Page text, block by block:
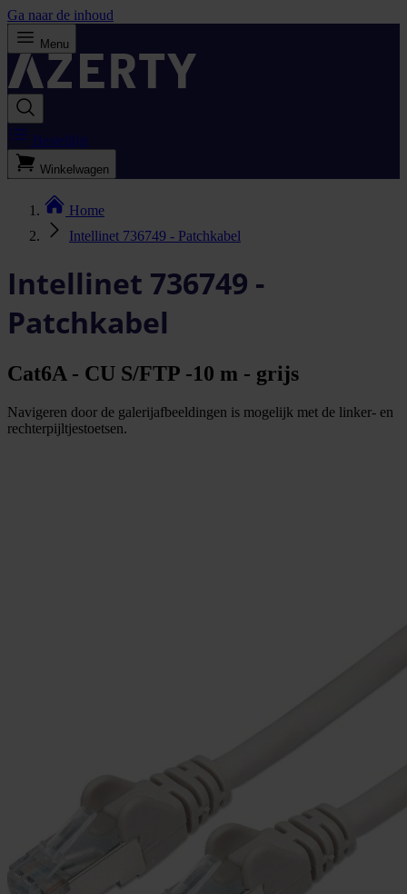
Ga naar de inhoud
Menu
Bestellijst
Winkelwagen
Home
Intellinet 736749 - Patchkabel
Intellinet 736749 -
Patchkabel
Cat6A - CU S/FTP -10 m - grijs
Navigeren door de galerijafbeeldingen is mogelijk met de linker- en
rechterpijltjestoetsen.